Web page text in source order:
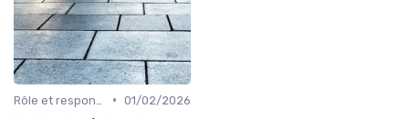
• 01/02/2026